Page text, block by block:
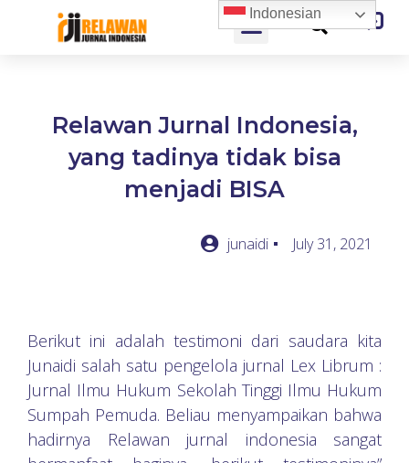
Relawan Jurnal Indonesia,
yang tadinya tidak bisa
menjadi BISA
junaidi July 31, 2021
Berikut ini adalah testimoni dari saudara kita
Junaidi salah satu pengelola jurnal Lex Librum :
Jurnal Ilmu Hukum Sekolah Tinggi Ilmu Hukum
Sumpah Pemuda. Beliau menyampaikan bahwa
hadirnya Relawan jurnal indonesia sangat
Indonesian